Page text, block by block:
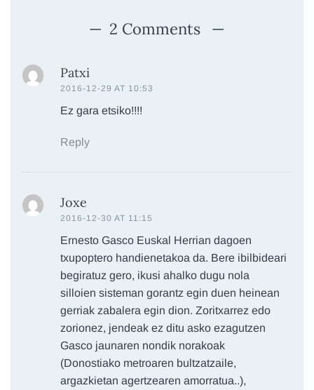
2 Comments
Patxi
2016-12-29 AT 10:53
Ez gara etsiko!!!!
Reply
Joxe
2016-12-30 AT 11:15
Ernesto Gasco Euskal Herrian dagoen
txupoptero handienetakoa da. Bere ibilbideari
begiratuz gero, ikusi ahalko dugu nola
silloien sisteman gorantz egin duen heinean
gerriak zabalera egin dion. Zoritxarrez edo
zorionez, jendeak ez ditu asko ezagutzen
Gasco jaunaren nondik norakoak
(Donostiako metroaren bultzatzaile,
argazkietan agertzearen amorratua..),